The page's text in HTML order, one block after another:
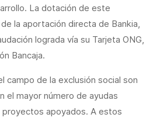
La dotación de este
la aportación directa de Bankia,
lograda vía su Tarjeta ONG,
Bancaja.
campo de la exclusión social son
el mayor número de ayudas
apoyados. A estos